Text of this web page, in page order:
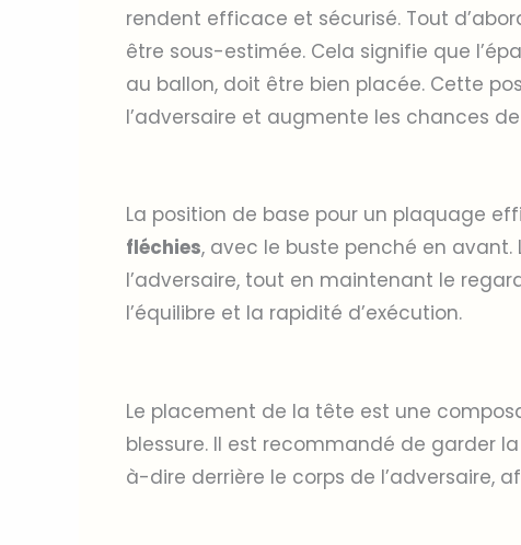
rendent efficace et sécurisé. Tout
être sous-estimée. Cela signifie que
au ballon, doit être bien placée. Cette
l’adversaire et augmente les chances
La position de base pour un plaquage
fléchies, avec le buste penché en avant.
l’adversaire, tout en maintenant le
l’équilibre et la rapidité d’exécution.
Le placement de la tête est une
blessure. Il est recommandé de garder
à-dire derrière le corps de l’adversaire,